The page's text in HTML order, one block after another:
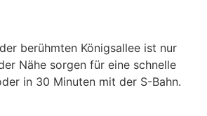
berühmten Königsallee ist nur
Nähe sorgen für eine schnelle
in 30 Minuten mit der S-Bahn.